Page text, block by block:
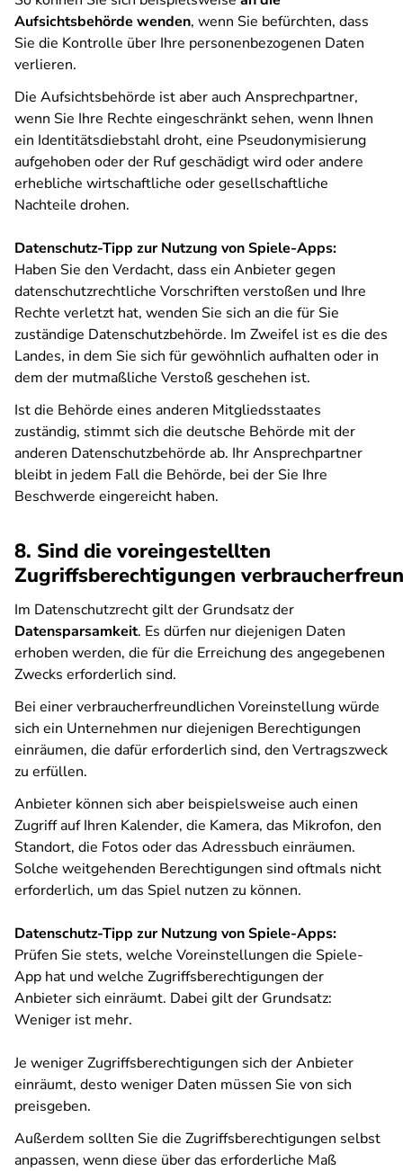
Aufsichtsbehörde wenden, wenn Sie befürchten, dass
Sie die Kontrolle über Ihre personenbezogenen Daten
verlieren.
Die Aufsichtsbehörde ist aber auch Ansprechpartner,
wenn Sie Ihre Rechte eingeschränkt sehen, wenn Ihnen
ein Identitätsdiebstahl droht, eine Pseudonymisierung
aufgehoben oder der Ruf geschädigt wird oder andere
erhebliche wirtschaftliche oder gesellschaftliche
Nachteile drohen.
Datenschutz-Tipp zur Nutzung von Spiele-Apps:
Haben Sie den Verdacht, dass ein Anbieter gegen
datenschutzrechtliche Vorschriften verstoßen und Ihre
Rechte verletzt hat, wenden Sie sich an die für Sie
zuständige Datenschutzbehörde. Im Zweifel ist es die des
Landes, in dem Sie sich für gewöhnlich aufhalten oder in
dem der mutmaßliche Verstoß geschehen ist.
Ist die Behörde eines anderen Mitgliedsstaates
zuständig, stimmt sich die deutsche Behörde mit der
anderen Datenschutzbehörde ab. Ihr Ansprechpartner
bleibt in jedem Fall die Behörde, bei der Sie Ihre
Beschwerde eingereicht haben.
8. Sind die voreingestellten
Zugriffsberechtigungen
Im Datenschutzrecht gilt der Grundsatz der
Datensparsamkeit. Es dürfen nur diejenigen Daten
erhoben werden, die für die Erreichung des angegebenen
Zwecks erforderlich sind.
Bei einer verbraucherfreundlichen Voreinstellung würde
sich ein Unternehmen nur diejenigen Berechtigungen
einräumen, die dafür erforderlich sind, den Vertragszweck
zu erfüllen.
Anbieter können sich aber beispielsweise auch einen
Zugriff auf Ihren Kalender, die Kamera, das Mikrofon, den
Standort, die Fotos oder das Adressbuch einräumen.
Solche weitgehenden Berechtigungen sind oftmals nicht
erforderlich, um das Spiel nutzen zu können.
Datenschutz-Tipp zur Nutzung von Spiele-Apps:
Prüfen Sie stets, welche Voreinstellungen die Spiele-
App hat und welche Zugriffsberechtigungen der
Anbieter sich einräumt. Dabei gilt der Grundsatz:
Weniger ist mehr.
Je weniger Zugriffsberechtigungen sich der Anbieter
einräumt, desto weniger Daten müssen Sie von sich
preisgeben.
Außerdem sollten Sie die Zugriffsberechtigungen selbst
anpassen, wenn diese über das erforderliche Maß